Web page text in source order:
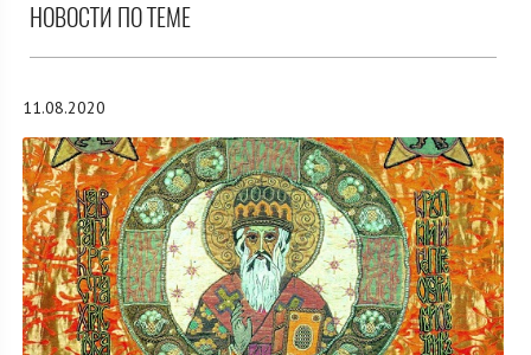
НОВОСТИ ПО ТЕМЕ
11.08.2020